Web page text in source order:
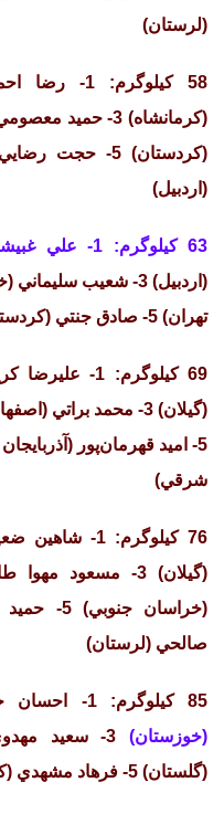
(لرستان)
(كرمانشاه) 3-
(كردستان) 5-
(اردبيل)
63 كيلوگرم: 1- علي غبيشاوي (خوزستان)
(اردبيل) 3- شعيب
تهران) 5- صادق جنتي (كردستان) و نيما نعيمي (هرمزگان)
(گيلان) 3- محمد
5- اميد قهرمان‌پور
شرقي)
(گيلان) 3- مسعود
(خراسان
صالحي (لرستان)
85 كيلوگرم: 1- احسان خالقي (تهران)
(خوزستان)
3- سعيد
(گلستان) 5- فرهاد مشهدي (كرج) و سعيد موسايي (بوشهر)